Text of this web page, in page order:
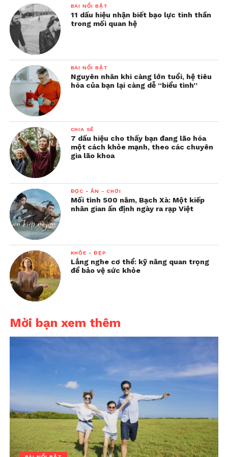
BÀI NỔI BẬT
11 dấu hiệu nhận biết bạo lực tinh thần
trong mối quan hệ
BÀI NỔI BẬT
Nguyên nhân khi càng lớn tuổi, hệ tiêu
hóa của bạn lại càng dễ “biểu tình”
CHIA SẺ
7 dấu hiệu cho thấy bạn đang lão hóa
một cách khỏe mạnh, theo các chuyên
gia lão khoa
ĐỌC - ĂN - CHƠI
Mối tình 500 năm, Bạch Xà: Một kiếp
nhân gian ấn định ngày ra rạp Việt
KHỎE - ĐẸP
Lắng nghe cơ thể: kỹ năng quan trọng
để bảo vệ sức khỏe
Mời bạn xem thêm